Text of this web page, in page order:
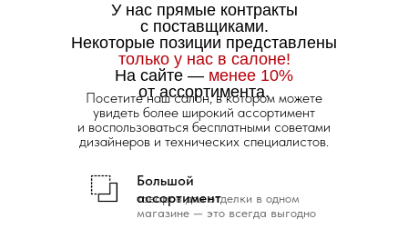
товаров для отделки в одном
магазине — это всегда выгодно
Большой
ассортимент
У нас прямые контракты
с поставщиками.
Некоторые позиции представлены
только у нас в салоне!
На сайте — менее 10%
от ассортимента.
Посетите наш салон, в котором можете
увидеть более широкий ассортимент
и воспользоваться бесплатными советами
дизайнеров и технических специалистов.